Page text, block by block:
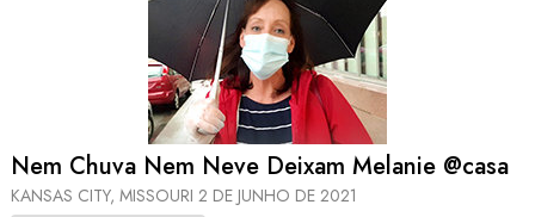
Nem Chuva Nem Neve Deixam Melanie @casa
KANSAS CITY, MISSOURI 2 DE JUNHO DE 2021